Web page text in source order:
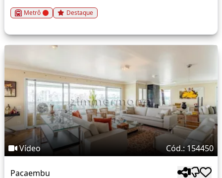
Metrô Destaque
Vídeo Cód.: 154450
Pacaembu